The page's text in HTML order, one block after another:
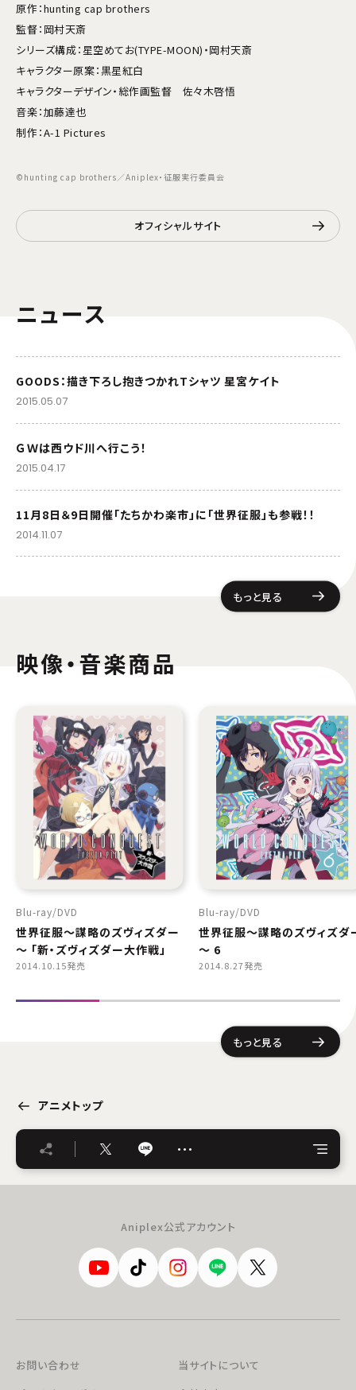
原作：hunting cap brothers
監督：岡村天斎
シリーズ構成：星空めてお(TYPE-MOON)・岡村天斎
キャラクター原案：黒星紅白
キャラクターデザイン・総作画監督 佐々木啓悟
音楽：加藤達也
制作：A-1 Pictures
©hunting cap brothers／Aniplex・征服実行委員会
オフィシャルサイト
ニュース
GOODS：描き下ろし抱きつかれTシャツ 星宮ケイト
2015.05.07
ＧＷは西ウド川へ行こう！
2015.04.17
11月8日＆9日開催「たちかわ楽市」に「世界征服」も参戦！！
2014.11.07
もっと見る
映像・音楽商品
Blu-ray DVD
世界征服～謀略のズヴィズダー
～ 「新・ズヴィズダー大作戦」
2014.10.15発売
Blu-ray DVD
世界征服～謀略のズヴィズダ
～ 6
2014.8.27発売
もっと見る
アニメトップ
…
Aniplex公式アカウント
お問い合わせ
当サイトについて